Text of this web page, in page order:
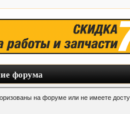
форума
на форуме или не имеете